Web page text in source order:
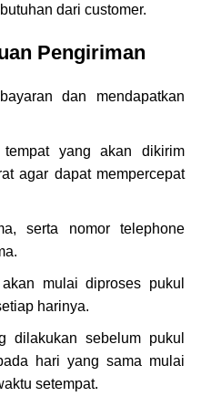
dari customer.
Pengiriman
dan mendapatkan
tempat yang akan dikirim
agar dapat mempercepat
serta nomor telephone
mulai diproses pukul
harinya.
dilakukan sebelum pukul
hari yang sama mulai
setempat.